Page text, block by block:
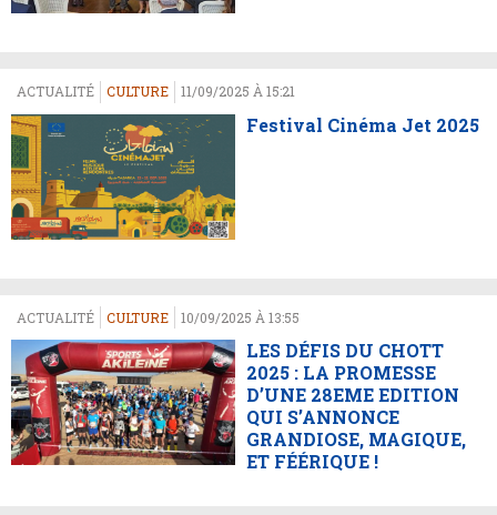
ACTUALITÉ CULTURE 11/09/2025 À 15:21
Festival Cinéma Jet 2025
ACTUALITÉ CULTURE 10/09/2025 À 13:55
LES DÉFIS DU CHOTT
2025 : LA PROMESSE
D’UNE 28EME EDITION
QUI S’ANNONCE
GRANDIOSE, MAGIQUE,
ET FÉÉRIQUE !